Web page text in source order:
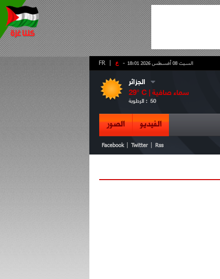
- ع FR السبت 08 أغسطس 2026 18:01
الجزائر
29° C | سماء صافية
الرطوبة : 50
الفيديو الصور
Facebook Twitter Rss